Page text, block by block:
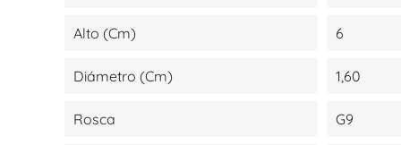
Alto (cm) 6
Diámetro (cm) 1,60
Rosca G9